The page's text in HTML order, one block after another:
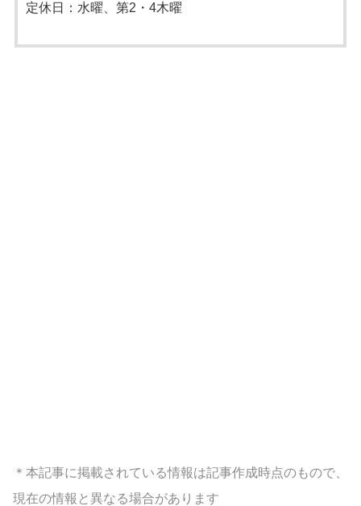
定休日：水曜、第2・4木曜
＊本記事に掲載されている情報は記事作成時点のもので、
現在の情報と異なる場合があります